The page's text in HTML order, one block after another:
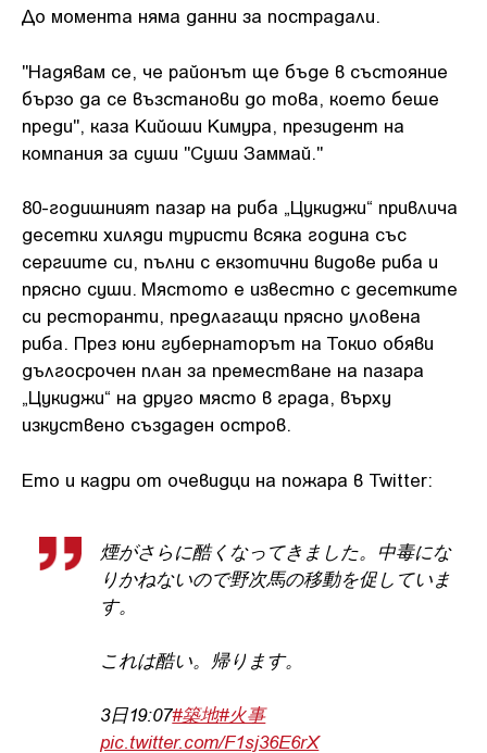
До момента няма данни за пострадали.
"Надявам се, че районът ще бъде в състояние
бързо да се възстанови до това, което беше
преди", каза Кийоши Кимура, президент на
компания за суши "Суши Заммай."
80-годишният пазар на риба „Цукиджи“ привлича
десетки хиляди туристи всяка година със
сергиите си, пълни с екзотични видове риба и
прясно суши. Мястото е известно с десетките
си ресторанти, предлагащи прясно уловена
риба. През юни губернаторът на Токио обяви
дългосрочен план за преместване на пазара
„Цукиджи“ на друго място в града, върху
изкуствено създаден остров.
Ето и кадри от очевидци на пожара в Twitter:
煙がさらに酷くなってきました。中毒にな
りかねないので野次馬の移動を促していま
す。
これは酷い。帰ります。
3日19:07#築地#火事
pic.twitter.com/F1sj36E6rX